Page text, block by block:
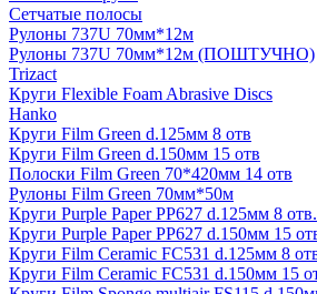
Сетчатые полосы
Рулоны 737U 70мм*12м
Рулоны 737U 70мм*12м (ПОШТУЧНО)
Trizact
Круги Flexible Foam Abrasive Discs
Hanko
Круги Film Green d.125мм 8 отв
Круги Film Green d.150мм 15 отв
Полоски Film Green 70*420мм 14 отв
Рулоны Film Green 70мм*50м
Круги Purple Paper PP627 d.125мм 8 отв.
Круги Purple Paper PP627 d.150мм 15
Круги Film Ceramic FC531 d.125мм 8
Круги Film Ceramic FC531 d.150мм 15